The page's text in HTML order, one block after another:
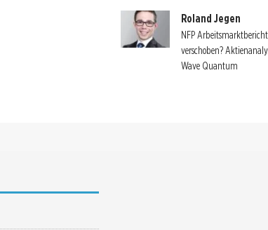
Roland Jegen
NFP
verschoben?
Wave Quantum